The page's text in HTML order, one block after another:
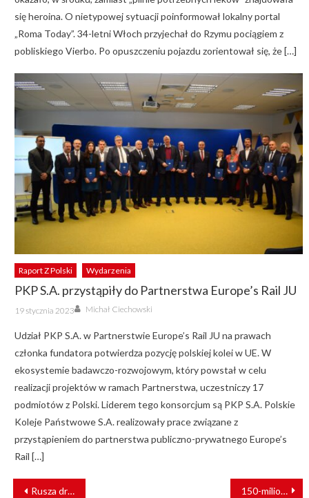
się heroina. O nietypowej sytuacji poinformował lokalny portal
„Roma Today”. 34-letni Włoch przyjechał do Rzymu pociągiem z
pobliskiego Vierbo. Po opuszczeniu pojazdu zorientował się, że […]
Raport Z Polski Wydarzenia
PKP S.A. przystąpiły do Partnerstwa Europe’s Rail JU
Posted
on
19 stycznia 2023 Author
Michał Ciechowski
Udział PKP S.A. w Partnerstwie Europe’s Rail JU na prawach
członka fundatora potwierdza pozycję polskiej kolei w UE. W
ekosystemie badawczo-rozwojowym, który powstał w celu
realizacji projektów w ramach Partnerstwa, uczestniczy 17
podmiotów z Polski. Liderem tego konsorcjum są PKP S.A. Polskie
Koleje Państwowe S.A. realizowały prace związane z
przystąpieniem do partnerstwa publiczno-prywatnego Europe’s
Rail […]
NAWIGACJA
Rusza drugi etap naboru do projektu przebudowy przejazdów kolejowo-drogowych na skrzyżowania dwupoziomowe 150-milionowy pasażer pojechał dziś Kolejami Dolnośląskimi!